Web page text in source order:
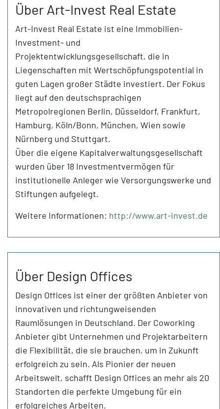
Über Art-Invest Real Estate
Art-Invest Real Estate ist eine Immobilien-
Investment- und
Projektentwicklungsgesellschaft, die in
Liegenschaften mit Wertschöpfungspotential in
guten Lagen großer Städte investiert. Der Fokus
liegt auf den deutschsprachigen
Metropolregionen Berlin, Düsseldorf, Frankfurt,
Hamburg, Köln/Bonn, München, Wien sowie
Nürnberg und Stuttgart.
Über die eigene Kapitalverwaltungsgesellschaft
wurden über 18 Investmentvermögen für
institutionelle Anleger wie Versorgungswerke und
Stiftungen aufgelegt.
Weitere Informationen: http://www.art-invest.de
Über Design Offices
Design Offices ist einer der größten Anbieter von
innovativen und richtungweisenden
Raumlösungen in Deutschland. Der Coworking
Anbieter gibt Unternehmen und Projektarbeitern
die Flexibilität, die sie brauchen, um in Zukunft
erfolgreich zu sein. Als Pionier der neuen
Arbeitswelt, schafft Design Offices an mehr als 20
Standorten die perfekte Umgebung für ein
erfolgreiches Arbeiten.